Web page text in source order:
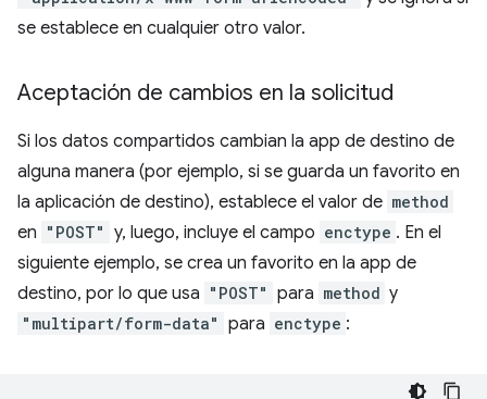
se establece en cualquier otro valor.
Aceptación de cambios en la solicitud
Si los datos compartidos cambian la app de destino de
alguna manera (por ejemplo, si se guarda un favorito en
la aplicación de destino), establece el valor de method
en "POST" y, luego, incluye el campo enctype . En el
siguiente ejemplo, se crea un favorito en la app de
destino, por lo que usa "POST" para method y
"multipart/form-data" para enctype :